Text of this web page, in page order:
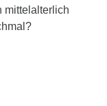
mittelalterlich